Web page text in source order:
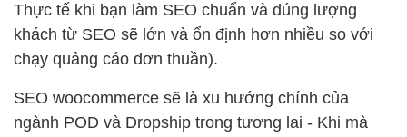
Thực tế khi bạn làm SEO chuẩn và đúng lượng
khách từ SEO sẽ lớn và ổn định hơn nhiều so với
chạy quảng cáo đơn thuần).
SEO woocommerce sẽ là xu hướng chính của
ngành POD và Dropship trong tương lai - Khi mà